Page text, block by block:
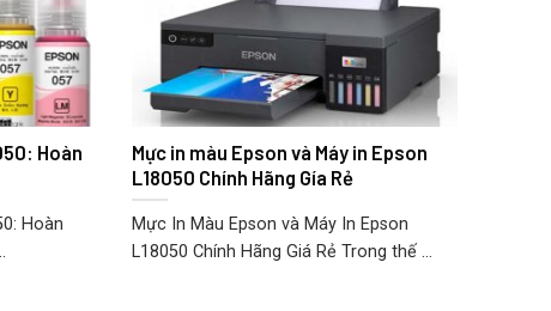
Hoàn
Hoàn
Mực in màu Epson và Máy in Epson
L18050 Chính Hãng Gía Rẻ
Mực In Màu Epson và Máy In Epson
L18050 Chính Hãng Giá Rẻ Trong thế ...